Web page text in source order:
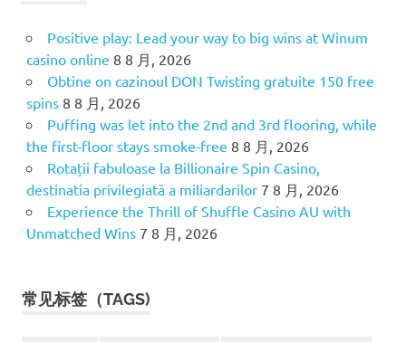
Positive play: Lead your way to big wins at Winum
casino online 8 8 月, 2026
Obtine on cazinoul DON Twisting gratuite 150 free
spins 8 8 月, 2026
Puffing was let into the 2nd and 3rd flooring, while
the first-floor stays smoke-free 8 8 月, 2026
Rotații fabuloase la Billionaire Spin Casino,
destinatia privilegiată a miliardarilor 7 8 月, 2026
Experience the Thrill of Shuffle Casino AU with
Unmatched Wins 7 8 月, 2026
常见标签（TAGS)